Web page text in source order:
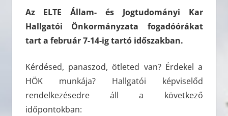
Az ELTE Állam- és Jogtudományi Kar
Hallgatói Önkormányzata fogadóórákat
tart a február 7-14-ig tartó időszakban.
Kérdésed, panaszod, ötleted van? Érdekel a
HÖK munkája? Hallgatói képviselőd
rendelkezésedre áll a következő
időpontokban: